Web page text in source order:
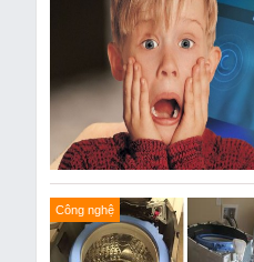
Công nghệ